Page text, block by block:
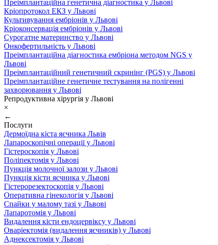
Преімплантаційна генетична діагностика у Львові
Кріопротокол ЕКЗ у Львові
Культивування ембріонів у Львові
Кріоконсервація ембріонів у Львові
Сурогатне материнство у Львові
Онкофертильність у Львові
Преімплантаційна діагностика ембріона методом NGS у
Львові
Преімплантаційний генетичний скринінг (PGS) у Львові
Преімплантаційне генетичне тестування на полігенні
захворювання у Львові
Репродуктивна хірургія у Львові
×
←
Послуги
Дермоїдна кіста яєчника Львів
Лапароскопічні операції у Львові
Гістероскопія у Львові
Поліпектомія у Львові
Пункція молочної залози у Львові
Пункція кісти яєчника у Львові
Гістерорезектоскопія у Львові
Оперативна гінекологія у Львові
Спайки у малому тазі у Львові
Лапаротомія у Львові
Видалення кісти ендоцервіксу у Львові
Оваріектомія (видалення яєчників) у Львові
Аднексектомія у Львові